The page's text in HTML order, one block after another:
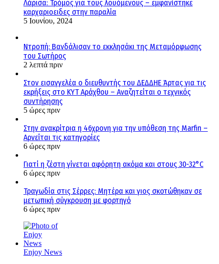
Λάρισα: Τρόμος για τους λουόμενους – εμφανίστηκε
καρχαριοειδες στην παραλία
5 Ιουνίου, 2024
Ντροπή: Βανδάλισαν το εκκλησάκι της Μεταμόρφωσης
του Σωτήρος
2 λεπτά πριν
Στον εισαγγελέα ο διευθυντής του ΔΕΔΔΗΕ Άρτας για τις
εκρήξεις στο ΚΥΤ Αράχθου – Αναζητείται ο τεχνικός
συντήρησης
5 ώρες πριν
Στην ανακρίτρια η 46χρονη για την υπόθεση της Marfin –
Αρνείται τις κατηγορίες
6 ώρες πριν
Γιατί η ζέστη γίνεται αφόρητη ακόμα και στους 30-32°C
6 ώρες πριν
Τραγωδία στις Σέρρες: Μητέρα και γιος σκοτώθηκαν σε
μετωπική σύγκρουση με φορτηγό
6 ώρες πριν
Enjoy News